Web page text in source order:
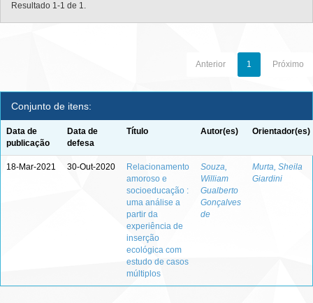
Resultado 1-1 de 1.
Anterior 1 Próximo
Conjunto de itens:
Data de
publicação
Data de
defesa
Título Autor(es) Orientador(es)
18-Mar-2021 30-Out-2020
Relacionamento
amoroso e
socioeducação :
uma análise a
partir da
experiência de
inserção
ecológica com
estudo de casos
múltiplos
Souza,
William
Gualberto
Gonçalves
de
Murta, Sheila
Giardini